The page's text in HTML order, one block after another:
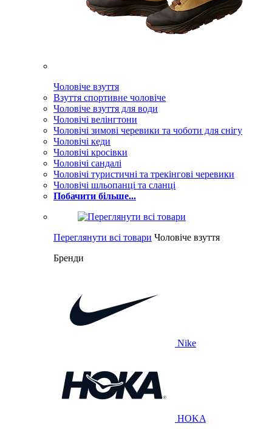
Чоловіче взуття
Взуття спортивне чоловіче
Чоловіче взуття для води
Чоловічі велінгтони
Чоловічі зимові черевики та чоботи для снігу
Чоловічі кеди
Чоловічі кросівки
Чоловічі сандалі
Чоловічі туристичні та трекінгові черевики
Чоловічі шльопанці та сланці
Побачити більше...
Переглянути всі товари Чоловіче взуття
Бренди
Nike
HOKA